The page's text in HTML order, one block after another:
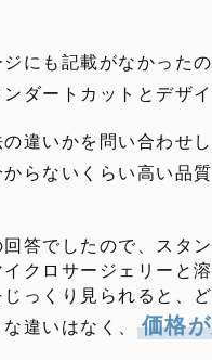
にも記載がなかった
ダートカットとデザ
違いかを問い合わせ
らないくらい高い品
答でしたので、スタ
クロサージェリーと
っくり見られると、
違いはなく、
価格